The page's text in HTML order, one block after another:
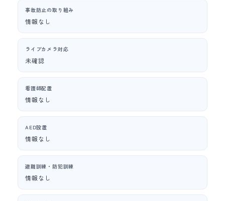
事故防止の取り組み
情報なし
ライブカメラ対応
未確認
看護師配置
情報なし
AED設置
情報なし
避難訓練・防犯訓練
情報なし